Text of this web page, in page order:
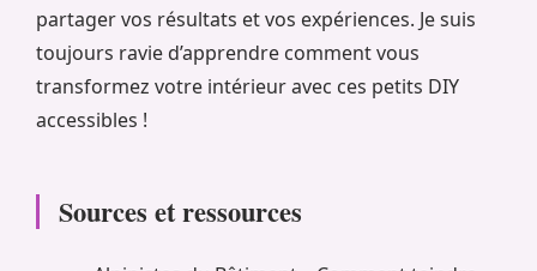
partager vos résultats et vos expériences. Je suis
toujours ravie d’apprendre comment vous
transformez votre intérieur avec ces petits DIY
accessibles !
Sources et ressources